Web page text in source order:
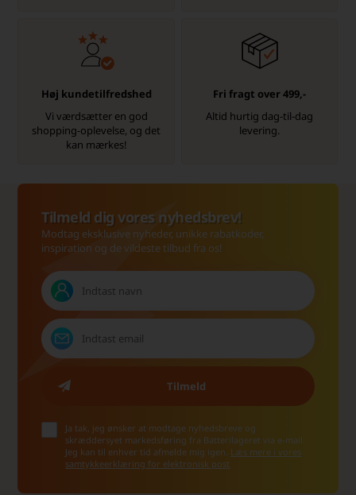
Høj kundetilfredshed
Vi værdsætter en god
shopping-oplevelse, og det
kan mærkes!
Fri fragt over 499,-
Altid hurtig dag-til-dag
levering.
Tilmeld dig vores nyhedsbrev!
Modtag eksklusive nyheder, unikke rabatkoder,
inspiration og de vildeste tilbud fra os!
Ja tak, jeg ønsker at modtage nyhedsbreve og
skræddersyet markedsføring fra Batterilageret via e-mail.
Jeg kan til enhver tid afmelde mig igen. Læs mere i vores
samtykkeerklæring for elektronisk post